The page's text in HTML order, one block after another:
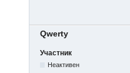
Qwerty
Участник
Неактивен